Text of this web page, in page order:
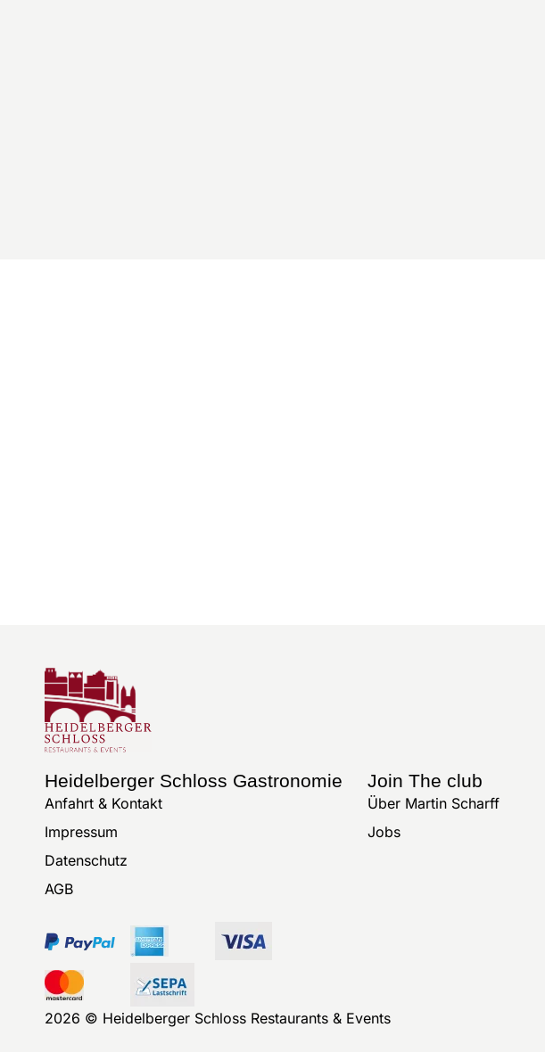
Heidelberger Schloss Gastronomie
Anfahrt & Kontakt
Impressum
Datenschutz
AGB
Join The club
Über Martin Scharff
Jobs
2026 © Heidelberger Schloss Restaurants & Events